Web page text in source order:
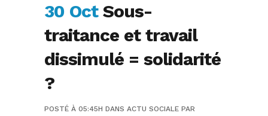
30 OctSous-
traitance et travail
dissimulé = solidarité
?
POSTÉ À 05:45H DANS ACTU SOCIALE PAR